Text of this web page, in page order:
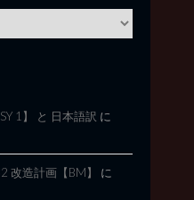
1】 と 日本語訳 に
改造計画【BM】
に